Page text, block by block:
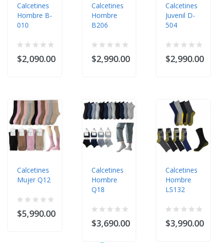
Calcetines
Hombre B-
010
$2,090.00
Calcetines
Mujer Q12
$5,990.00
Calcetines
Hombre
B206
$2,990.00
Calcetines
Hombre
Q18
$3,690.00
Calcetines
Juvenil D-
504
$2,990.00
Calcetines
Hombre
LS132
$3,990.00